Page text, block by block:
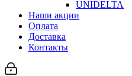
UNIDELTA
Наши акции
Оплата
Доставка
Контакты